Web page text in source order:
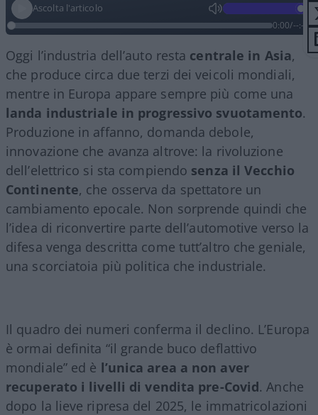
Ascolta l'articolo
0:00/--:--
Oggi l’industria dell’auto resta centrale in Asia,
che produce circa due terzi dei veicoli mondiali,
mentre in Europa appare sempre più come una
landa industriale in progressivo svuotamento.
Produzione in affanno, domanda debole,
innovazione che avanza altrove: la rivoluzione
dell’elettrico si sta compiendo senza il Vecchio
Continente, che osserva da spettatore un
cambiamento epocale. Non sorprende quindi che
l’idea di riconvertire parte dell’automotive verso la
difesa venga descritta come tutt’altro che geniale,
una scorciatoia più politica che industriale.
Il quadro dei numeri conferma il declino. L’Europa
è ormai definita “il grande buco deflattivo
mondiale” ed è l’unica area a non aver
recuperato i livelli di vendita pre-Covid. Anche
dopo la lieve ripresa del 2025, le immatricolazioni